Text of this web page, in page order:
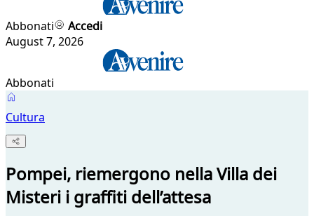
Abbonati
Accedi
August 7, 2026
Abbonati
Cultura
Pompei, riemergono nella Villa dei
Misteri i graffiti dell’attesa